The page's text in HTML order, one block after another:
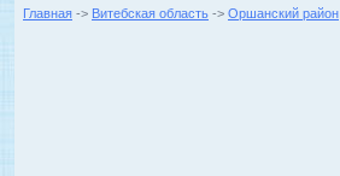
Главная -> Витебская область -> Оршанский район